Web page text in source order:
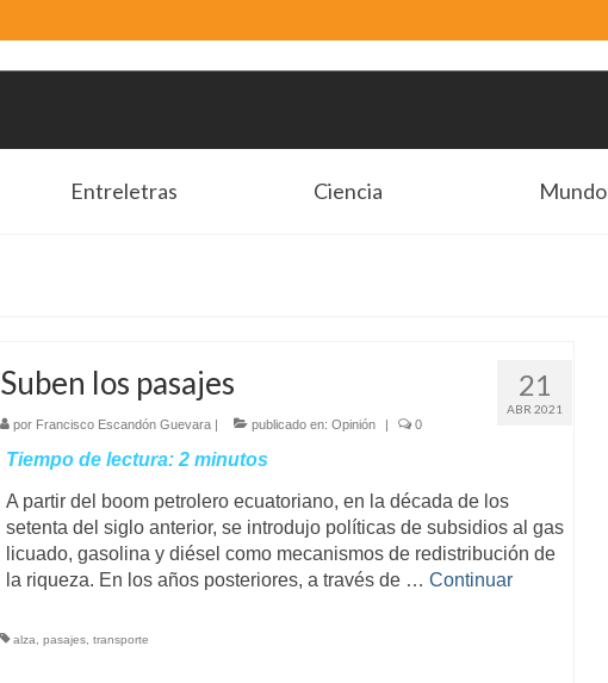
Entreletras Ciencia Mundo
21
ABR 2021
Suben los pasajes
por Francisco Escandón Guevara| publicado en: Opinión | 0
Tiempo de lectura: 2 minutos
A partir del boom petrolero ecuatoriano, en la década de los
setenta del siglo anterior, se introdujo políticas de subsidios al gas
licuado, gasolina y diésel como mecanismos de redistribución de
la riqueza. En los años posteriores, a través de … Continuar
alza pasajes, transporte